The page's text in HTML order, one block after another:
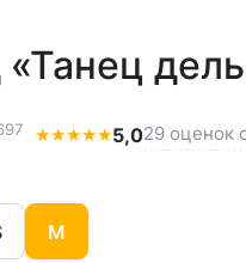
★★★★★5,029 оценок
M